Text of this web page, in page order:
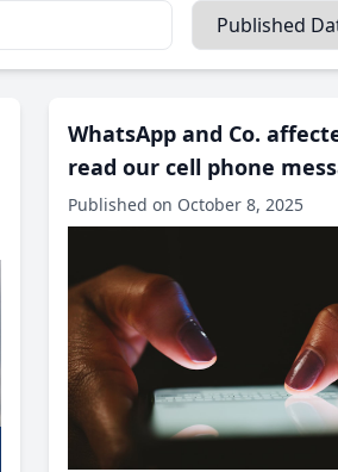
WhatsApp and Co.
read our cell phone
Published on October 8, 2025